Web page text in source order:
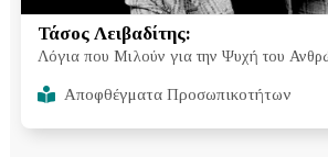
Τάσος Λειβαδίτης:
Λόγια που Μιλούν για την Ψυχή του
Αποφθέγματα Προσωπικοτήτων